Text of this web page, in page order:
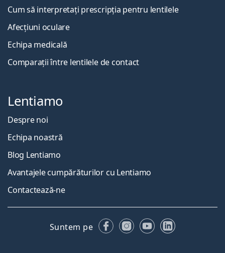
Cum să interpretați prescripția pentru lentilele
Afecțiuni oculare
Echipa medicală
Comparații între lentilele de contact
Lentiamo
Despre noi
Echipa noastră
Blog Lentiamo
Avantajele cumpărăturilor cu Lentiamo
Contactează-ne
Suntem pe FacebookInstagram
YouTubeLinkedIn